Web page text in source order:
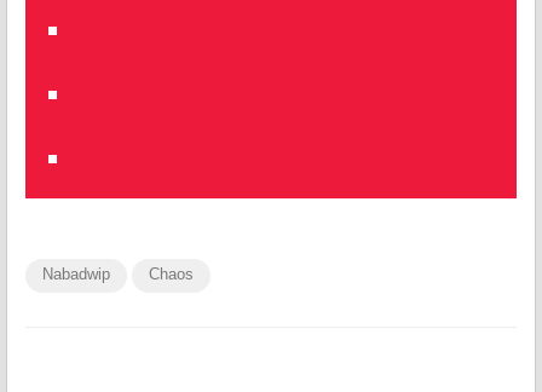
Nabadwip Chaos